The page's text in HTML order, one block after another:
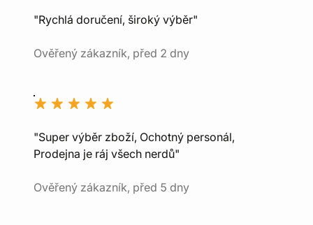
"Rychlá doručení, široký výběr"
Ověřený zákazník, před 2 dny
"Super výběr zboží, Ochotný personál,
Prodejna je ráj všech nerdů"
Ověřený zákazník, před 5 dny